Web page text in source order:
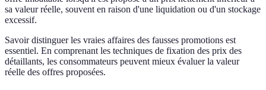
sa valeur réelle, souvent en raison d'une liquidation ou d'un stockage
excessif.
Savoir distinguer les vraies affaires des fausses promotions est
essentiel. En comprenant les techniques de fixation des prix des
détaillants, les consommateurs peuvent mieux évaluer la valeur
réelle des offres proposées.